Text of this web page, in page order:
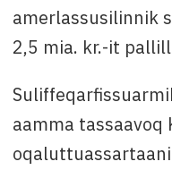
amerlassusilinnik
2,5 mia. kr.-it
aamma